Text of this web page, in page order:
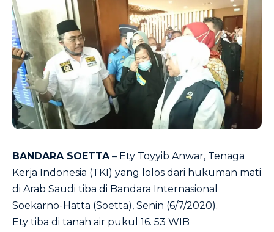
BANDARA SOETTA– Ety Toyyib Anwar, Tenaga
Kerja Indonesia (TKI) yang lolos dari hukuman mati
di Arab Saudi tiba di Bandara Internasional
Soekarno-Hatta (Soetta), Senin (6/7/2020).
Ety tiba di tanah air pukul 16. 53 WIB